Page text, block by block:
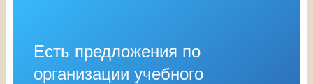
Есть предложения по
организации учебного